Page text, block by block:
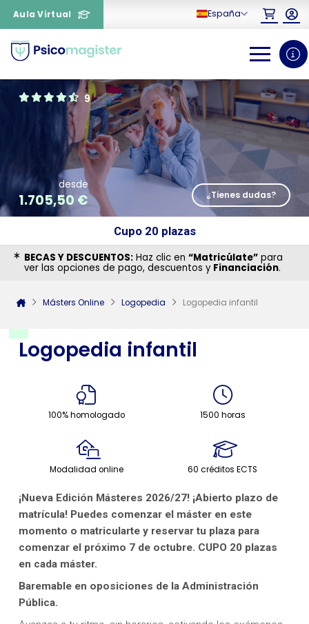
Aula Virtual España
Logopedia infantil
100% homologado 1500 horas
Modalidad online 60 créditos ECTS
¡Nueva Edición Másteres 2026/27! ¡Abierto plazo de
matrícula! Puedes comenzar el máster en este
momento o matricularte y reservar tu plaza para
comenzar el próximo 7 de octubre. CUPO 20 plazas
en cada máster.
Baremable en oposiciones de la Administración
Pública.
9
desde
1.705,50 € ¿Tienes dudas?
Cupo 20 plazas
BECAS Y DESCUENTOS: Haz clic en “Matricúlate” para
ver las opciones de pago, descuentos y Financiación.
Másters Online Logopedia Logopedia infantil
¿Necesitas más información
sobre un curso?